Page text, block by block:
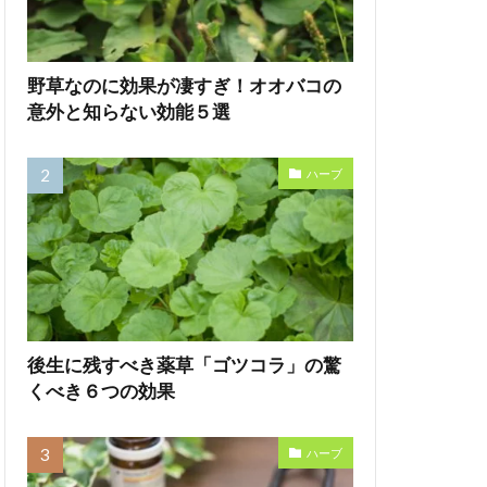
野草なのに効果が凄すぎ！オオバコの
意外と知らない効能５選
ハーブ
後生に残すべき薬草「ゴツコラ」の驚
くべき６つの効果
ハーブ